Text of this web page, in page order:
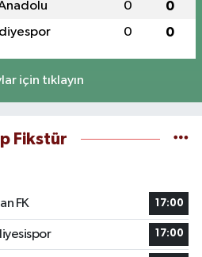
0 0
0 0
için tıklayın
Fikstür
FK
17:00
17:00